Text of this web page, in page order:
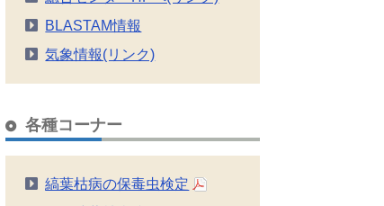
BLASTAM情報
気象情報(リンク)
各種コーナー
縞葉枯病の保毒虫検定